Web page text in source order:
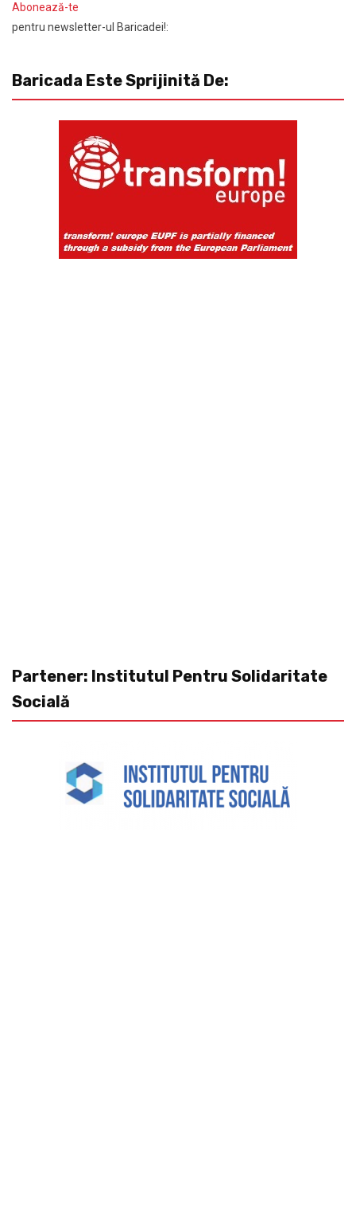
Abonează-te
pentru newsletter-ul Baricadei!:
Baricada Este Sprijinită De:
Partener: Institutul Pentru Solidaritate
Socială